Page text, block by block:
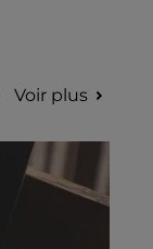
Voir plus